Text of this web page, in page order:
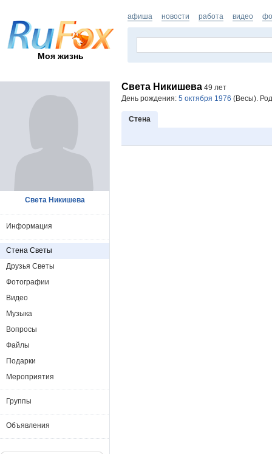
Моя жизнь
афиша новости работа видео
Света Никишева 49 лет
День рождения: 5 октября 1976 (Весы).
Стена
Света Никишева
Информация
Стена Светы
Друзья Светы
Фотографии
Видео
Музыка
Вопросы
Файлы
Подарки
Мероприятия
Группы
Объявления